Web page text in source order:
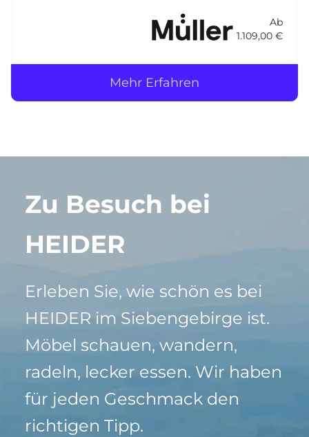
Ab
1.109,00 €
Mehr Erfahren
Zu Besuch bei
HEIDER
Erleben Sie, wie schön es bei
HEIDER im Siebengebirge ist.
Möbel schauen, wandern,
radeln, lecker essen. Wir haben
für jeden Geschmack den
richtigen Tipp.